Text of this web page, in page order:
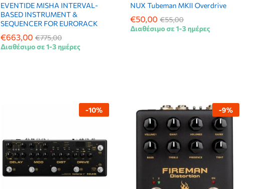
EVENTIDE MISHA INTERVAL-
BASED INSTRUMENT &
SEQUENCER FOR EURORACK
€663,00 €775,00
€663,00 €775,00
Διαθέσιμο σε 1-3 ημέρες
NUX Tubeman MKII Overdrive
€50,00 €55,00
€50,00 €55,00
Διαθέσιμο σε 1-3 ημέρες
-10% -9%